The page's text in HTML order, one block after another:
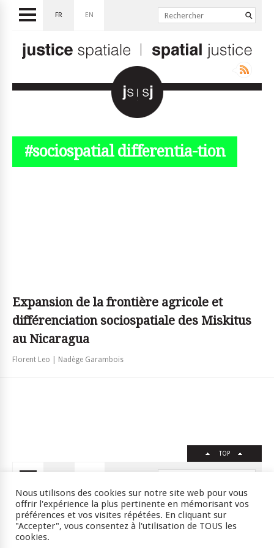
FR EN
#sociospatial differentia-tion
Expansion de la frontière agricole et
différenciation sociospatiale des Miskitus
au Nicaragua
Florent Leo | Nadège Garambois
TOP
Crédits RSS Plan du site
Nous utilisons des cookies sur notre site web pour vous
offrir l'expérience la plus pertinente en mémorisant vos
préférences et vos visites répétées. En cliquant sur
"Accepter", vous consentez à l'utilisation de TOUS les
cookies.